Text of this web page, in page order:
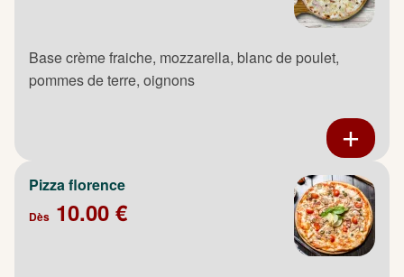
Base crème fraiche, mozzarella, blanc de poulet,
pommes de terre, oignons
Pizza florence
Dès 10.00 €